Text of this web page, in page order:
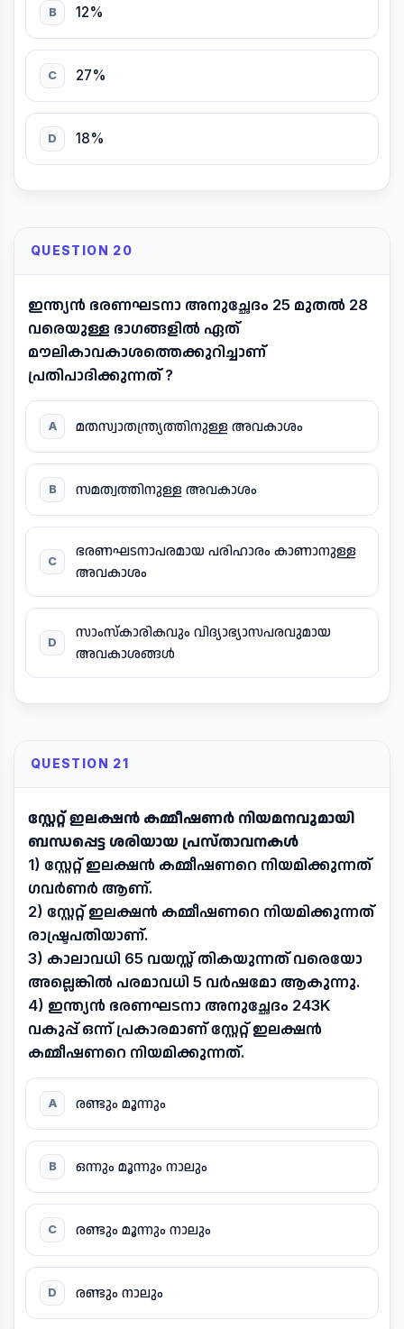
B 12%
C 27%
D 18%
QUESTION 20
ഇന്ത്യൻ ഭരണഘടനാ അനുച്ഛേദം 25 മുതൽ 28
വരെയുള്ള ഭാഗങ്ങളിൽ ഏത്
മൗലികാവകാശത്തെക്കുറിച്ചാണ്
പ്രതിപാദിക്കുന്നത് ?
A മതസ്വാതന്ത്ര്യത്തിനുള്ള അവകാശം
B സമത്വത്തിനുള്ള അവകാശം
C
ഭരണഘടനാപരമായ പരിഹാരം കാണാനുള്ള
അവകാശം
D
സാംസ്കാരികവും വിദ്യാഭ്യാസപരവുമായ
അവകാശങ്ങൾ
QUESTION 21
സ്റ്റേറ്റ് ഇലക്ഷൻ കമ്മീഷണർ നിയമനവുമായി
ബന്ധപ്പെട്ട ശരിയായ പ്രസ്താവനകൾ
1) സ്റ്റേറ്റ് ഇലക്ഷൻ കമ്മീഷണറെ നിയമിക്കുന്നത്
ഗവർണർ ആണ്.
2) സ്റ്റേറ്റ് ഇലക്ഷൻ കമ്മീഷണറെ നിയമിക്കുന്നത്
രാഷ്ട്രപതിയാണ്.
3) കാലാവധി 65 വയസ്സ് തികയുന്നത് വരെയോ
അല്ലെങ്കിൽ പരമാവധി 5 വർഷമോ ആകുന്നു.
4) ഇന്ത്യൻ ഭരണഘടനാ അനുച്ഛേദം 243K
വകുപ്പ് ഒന്ന് പ്രകാരമാണ് സ്റ്റേറ്റ് ഇലക്ഷൻ
കമ്മീഷണറെ നിയമിക്കുന്നത്.
A രണ്ടും മൂന്നും
B ഒന്നും മൂന്നും നാലും
C രണ്ടും മൂന്നും നാലും
D രണ്ടും നാലും